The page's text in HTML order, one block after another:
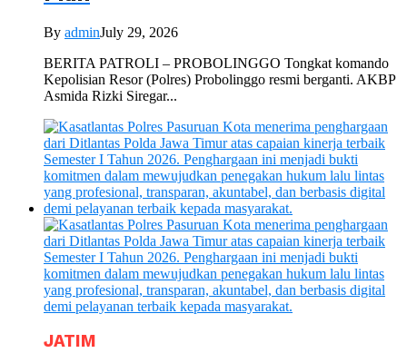
By adminJuly 29, 2026
BERITA PATROLI – PROBOLINGGO Tongkat komando
Kepolisian Resor (Polres) Probolinggo resmi berganti. AKBP
Asmida Rizki Siregar...
JATIM